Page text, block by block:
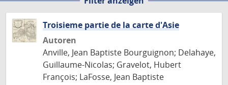
Troisieme partie de la carte d'Asie
Autoren
Anville, Jean Baptiste Bourguignon; Delahaye,
Guillaume-Nicolas; Gravelot, Hubert
François; LaFosse, Jean Baptiste